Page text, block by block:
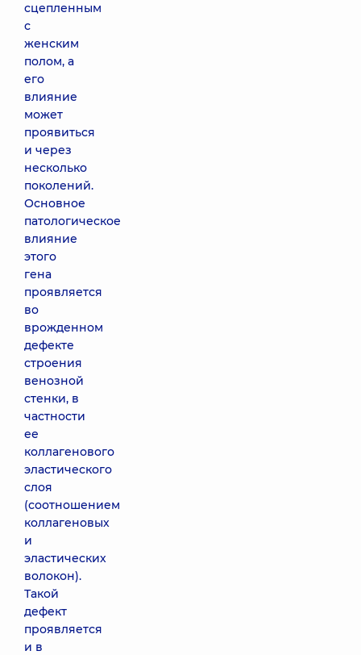
сцепленным
с
женским
полом, а
его
влияние
может
проявиться
и через
несколько
поколений.
Основное
патологическое
влияние
этого
гена
проявляется
во
врожденном
дефекте
строения
венозной
стенки, в
частности
ее
коллагенового
эластического
слоя
(соотношением
коллагеновых
и
эластических
волокон).
Такой
дефект
проявляется
и в